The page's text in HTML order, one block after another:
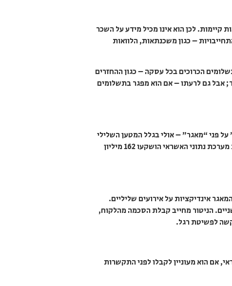
קיימות. לכן הוא אינו מכיל מידע על השכר
– כגון משכנתאות, הלוואות
הכרוכים בכל עסקה – כגון ההחזרים
אבל גם לרעתו – אם הוא מפגר בתשלומים
פני “מאגר” – אולי בגלל המטען השלילי
שנקשר במאגר הביומטרי ובמאגרי מידע אחרים שנתונים תמיד בסכנת פריצה. לפי נתוני בנק ישראל, בהקמת מערכת נתוני האשראי הושקעו 162 מיליון
אינדיקציות על אירועים שליליים.
הניטור מחייב קבלת הסכמה מהלקוח,
לפשיטת רגל.
אם הוא מעוניין לקבלו לפני התקשרות